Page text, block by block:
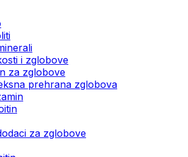
i zglobove
za zglobove
prehrana zglobova
za zglobove